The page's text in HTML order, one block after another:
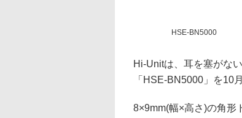
HSE-BN5000
Hi-Unitは、耳を塞がな
「HSE-BN5000」を10
8×9mm(幅×高さ)の角形